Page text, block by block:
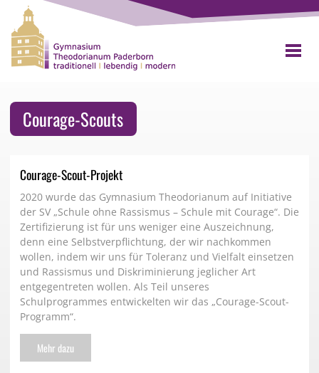
Courage-Scouts
Courage-Scout-Projekt
2020 wurde das Gymnasium Theodorianum auf Initiative
der SV „Schule ohne Rassismus – Schule mit Courage“. Die
Zertifizierung ist für uns weniger eine Auszeichnung,
denn eine Selbstverpflichtung, der wir nachkommen
wollen, indem wir uns für Toleranz und Vielfalt einsetzen
und Rassismus und Diskriminierung jeglicher Art
entgegentreten wollen. Als Teil unseres
Schulprogrammes entwickelten wir das „Courage-Scout-
Programm“.
Mehr dazu